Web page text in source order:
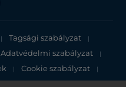
| Tagsági szabályzat |
Adatvédelmi szabályzat |
| Cookie szabályzat |